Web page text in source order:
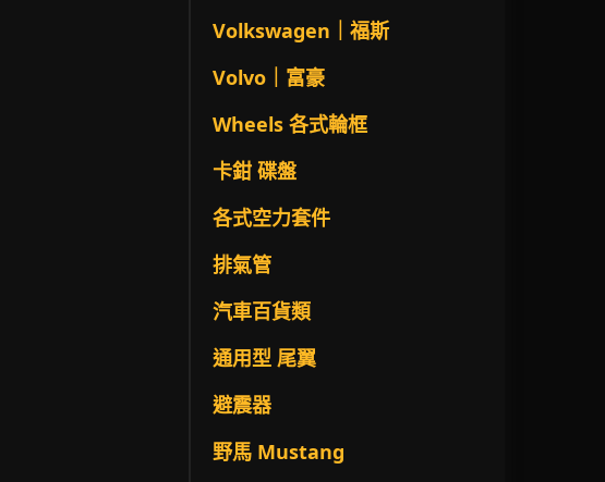
Volkswagen｜福斯
Volvo｜富豪
Wheels 各式輪框
卡鉗 碟盤
各式空力套件
排氣管
汽車百貨類
通用型 尾翼
避震器
野馬 Mustang